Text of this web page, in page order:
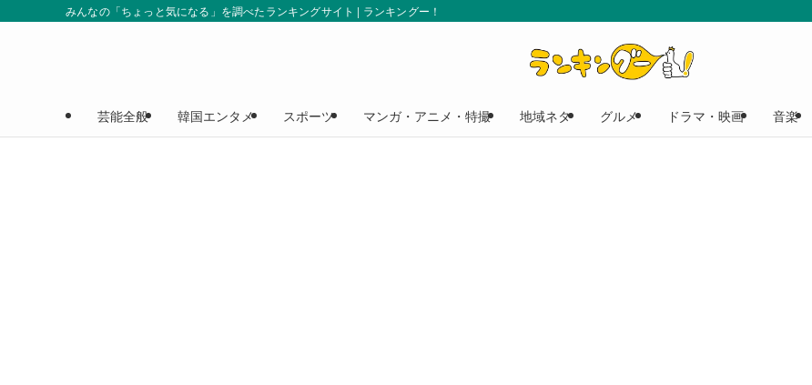
みんなの「ちょっと気になる」を調べたランキングサイト | ランキングー！
芸能全般 韓国エンタメ スポーツ マンガ・アニメ・特撮 地域ネタ グルメ ドラマ・映画 音楽